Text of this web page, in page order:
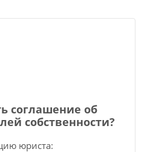
соглашение об
собственности?
юриста: